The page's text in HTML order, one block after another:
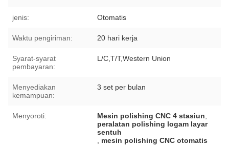
jenis: Otomatis
Waktu pengiriman: 20 hari kerja
Syarat-syarat
pembayaran:
L/C,T/T,Western Union
Menyediakan
kemampuan:
3 set per bulan
Menyoroti: Mesin polishing CNC 4 stasiun
peralatan polishing logam layar
sentuh
mesin polishing CNC otomatis